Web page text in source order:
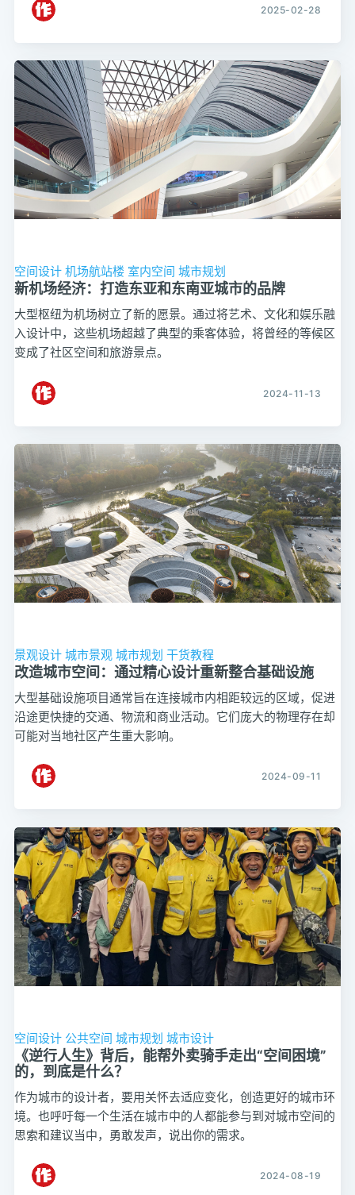
2025-02-28
空间设计 机场航站楼 室内空间 城市规划
新机场经济：打造东亚和东南亚城市的品牌
大型枢纽为机场树立了新的愿景。通过将艺术、文化和娱乐融
入设计中，这些机场超越了典型的乘客体验，将曾经的等候区
变成了社区空间和旅游景点。
2024-11-13
景观设计 城市景观 城市规划 干货教程
改造城市空间：通过精心设计重新整合基础设施
大型基础设施项目通常旨在连接城市内相距较远的区域，促进
沿途更快捷的交通、物流和商业活动。它们庞大的物理存在却
可能对当地社区产生重大影响。
2024-09-11
空间设计 公共空间 城市规划 城市设计
《逆行人生》背后，能帮外卖骑手走出“空间困境”
的，到底是什么？
作为城市的设计者，要用关怀去适应变化，创造更好的城市环
境。也呼吁每一个生活在城市中的人都能参与到对城市空间的
思索和建议当中，勇敢发声，说出你的需求。
2024-08-19